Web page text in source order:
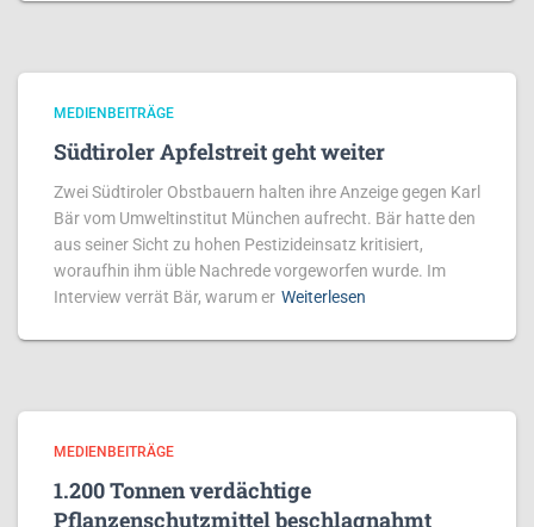
MEDIENBEITRÄGE
Südtiroler Apfelstreit geht weiter
Zwei Südtiroler Obstbauern halten ihre Anzeige gegen Karl
Bär vom Umweltinstitut München aufrecht. Bär hatte den
aus seiner Sicht zu hohen Pestizideinsatz kritisiert,
woraufhin ihm üble Nachrede vorgeworfen wurde. Im
Interview verrät Bär, warum er Weiterlesen
MEDIENBEITRÄGE
1.200 Tonnen verdächtige
Pflanzenschutzmittel beschlagnahmt